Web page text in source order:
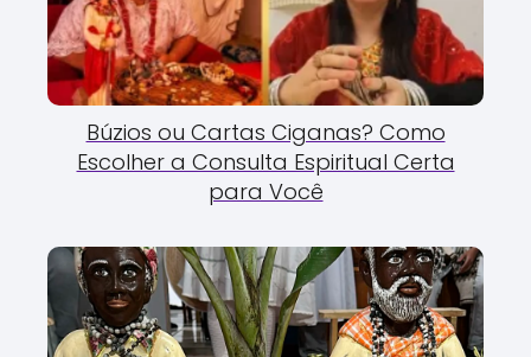
Búzios ou Cartas Ciganas? Como
Escolher a Consulta Espiritual Certa
para Você